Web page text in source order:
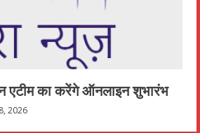
एटीम का करेंगे ऑनलाइन शुभारंभ
2026